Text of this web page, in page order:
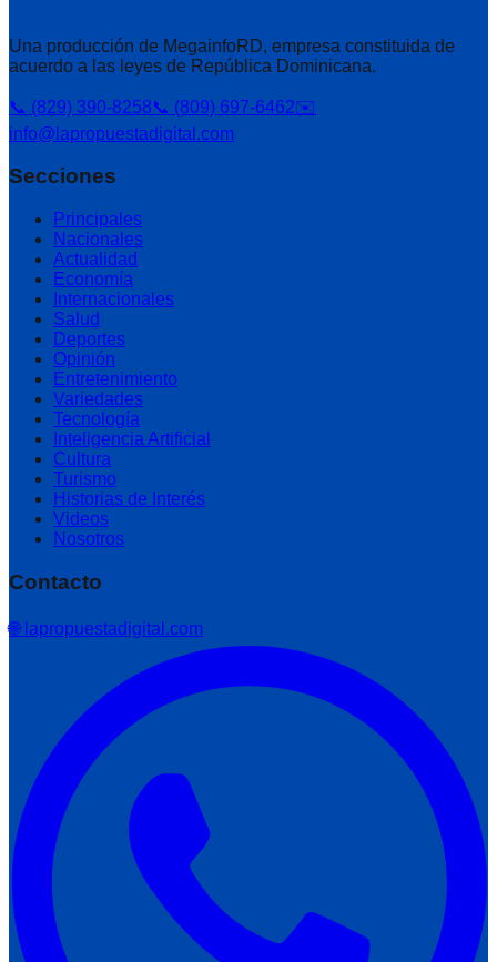
Una producción de MegainfoRD, empresa constituida de
acuerdo a las leyes de República Dominicana.
📞 (829) 390-8258📞 (809) 697-6462✉️
info@lapropuestadigital.com
Secciones
Principales
Nacionales
Actualidad
Economía
Internacionales
Salud
Deportes
Opinión
Entretenimiento
Variedades
Tecnología
Inteligencia Artificial
Cultura
Turismo
Historias de Interés
Videos
Nosotros
Contacto
🌐 lapropuestadigital.com